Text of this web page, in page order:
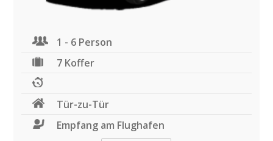
1 - 6 Person
7 Koffer
Tür-zu-Tür
Empfang am Flughafen